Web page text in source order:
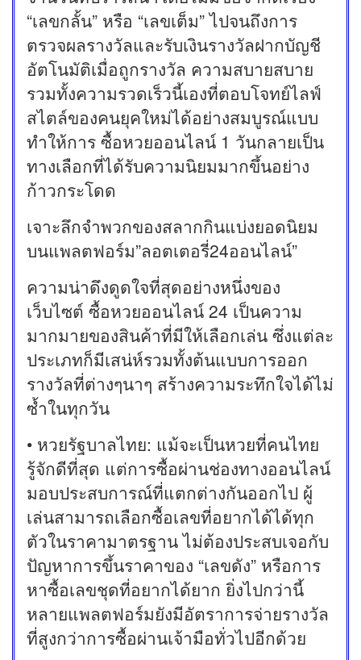
“เลขกลั้น” หรือ “เลขเต็ม” ไปจนถึงการ
ตรวจผลรางวัลและรับเงินรางวัลฝากบัญชี
อัตโนมัติเมื่อถูกรางวัล ความสบายสบาย
รวมทั้งความรวดเร็วนี้เองที่ตอบโจทย์ไลฟ์
สไตล์ของคนยุคใหม่ได้อย่างสมบูรณ์แบบ
ทำให้การ ซื้อหวยออนไลน์ 1 วันกลายเป็น
ทางเลือกที่ได้รับความนิยมมากขึ้นอย่าง
ก้าวกระโดด
เจาะลึกจำพวกของสลากกินแบ่งยอดนิยม
บนแพลตฟอร์ม”ลอตเตอรี่24ออนไลน์”
ความน่าดึงดูดใจที่สุดอย่างหนึ่งของ
เว็บไซต์ ซื้อหวยออนไลน์ 24 เป็นความ
มากมายของสินค้าที่มีให้เลือกเล่น ซึ่งแต่ละ
ประเภทก็มีเสน่ห์รวมทั้งต้นแบบการออก
รางวัลที่ต่างๆนาๆ สร้างความระทึกใจได้ไม่
ซ้ำในทุกวัน
• หวยรัฐบาลไทย: แม้จะเป็นหวยที่คนไทย
รู้จักดีที่สุด แต่การซื้อผ่านช่องทางออนไลน์
มอบประสบการณ์ที่แตกต่างกันออกไป ผู้
เล่นสามารถเลือกซื้อเลขที่อยากได้ได้ทุก
ตัวในราคามาตรฐาน ไม่ต้องประสบเจอกับ
ปัญหาการขึ้นราคาของ “เลขดัง” หรือการ
หาซื้อเลขชุดที่อยากได้ยาก ยิ่งไปกว่านี้
หลายแพลตฟอร์มยังมีอัตราการจ่ายรางวัล
ที่สูงกว่าการซื้อผ่านเจ้ามือทั่วไปอีกด้วย